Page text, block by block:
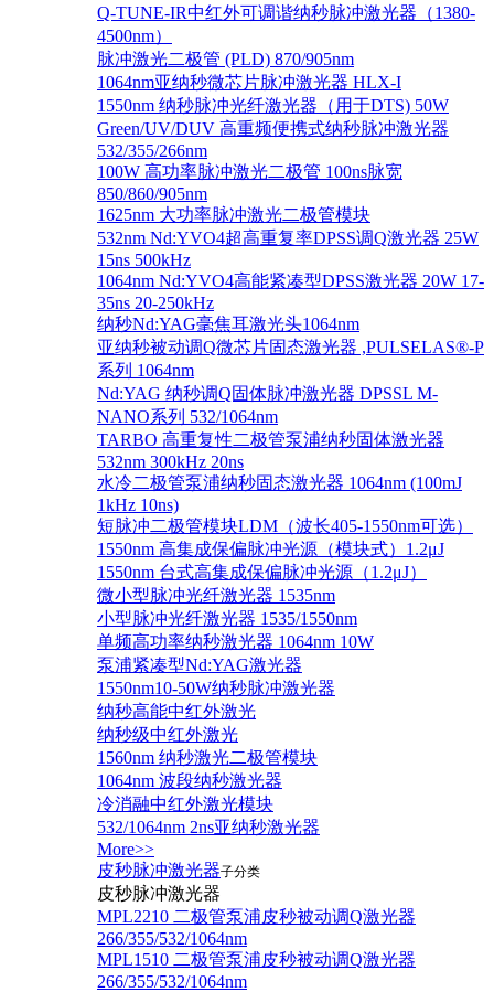
Q-TUNE-IR中红外可调谐纳秒脉冲激光器（1380-
4500nm）
脉冲激光二极管 (PLD) 870/905nm
1064nm亚纳秒微芯片脉冲激光器 HLX-I
1550nm 纳秒脉冲光纤激光器（用于DTS) 50W
Green/UV/DUV 高重频便携式纳秒脉冲激光器
532/355/266nm
100W 高功率脉冲激光二极管 100ns脉宽
850/860/905nm
1625nm 大功率脉冲激光二极管模块
532nm Nd:YVO4超高重复率DPSS调Q激光器 25W
15ns 500kHz
1064nm Nd:YVO4高能紧凑型DPSS激光器 20W 17-
35ns 20-250kHz
纳秒Nd:YAG毫焦耳激光头1064nm
亚纳秒被动调Q微芯片固态激光器 ,PULSELAS®-P
系列 1064nm
Nd:YAG 纳秒调Q固体脉冲激光器 DPSSL M-
NANO系列 532/1064nm
TARBO 高重复性二极管泵浦纳秒固体激光器
532nm 300kHz 20ns
水冷二极管泵浦纳秒固态激光器 1064nm (100mJ
1kHz 10ns)
短脉冲二极管模块LDM（波长405-1550nm可选）
1550nm 高集成保偏脉冲光源（模块式）1.2μJ
1550nm 台式高集成保偏脉冲光源（1.2μJ）
微小型脉冲光纤激光器 1535nm
小型脉冲光纤激光器 1535/1550nm
单频高功率纳秒激光器 1064nm 10W
泵浦紧凑型Nd:YAG激光器
1550nm10-50W纳秒脉冲激光器
纳秒高能中红外激光
纳秒级中红外激光
1560nm 纳秒激光二极管模块
1064nm 波段纳秒激光器
冷消融中红外激光模块
532/1064nm 2ns亚纳秒激光器
More>>
皮秒脉冲激光器子分类
皮秒脉冲激光器
​MPL2210 二极管泵浦皮秒被动调Q激光器
266/355/532/1064nm
MPL1510 二极管泵浦皮秒被动调Q激光器
266/355/532/1064nm